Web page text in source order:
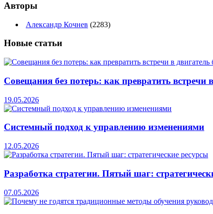
Авторы
Александр Кочнев (2283)
Новые статьи
Совещания без потерь: как превратить встречи
19.05.2026
Системный подход к управлению изменениями
12.05.2026
Разработка стратегии. Пятый шаг:
07.05.2026